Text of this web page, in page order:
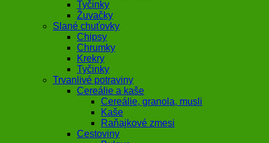
Tyčinky
Žuvačky
Slané chuťovky
Chipsy
Chrumky
Krekry
Tyčinky
Trvanlivé potraviny
Cereálie a kaše
Cereálie, granola, musli
Kaše
Raňajkové zmesi
Cestoviny